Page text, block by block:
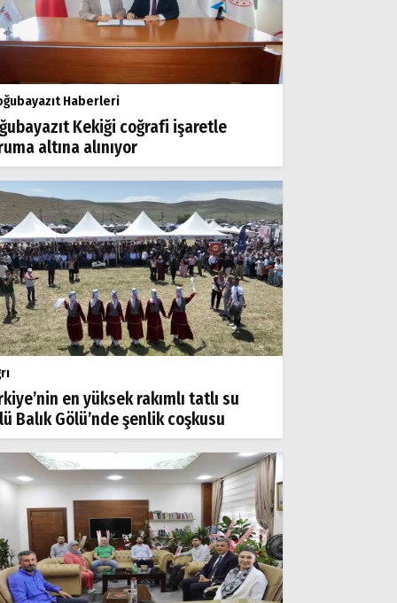
Haberleri
Kekiği coğrafi işaretle
altına alınıyor
en yüksek rakımlı tatlı su
Balık Gölü’nde şenlik coşkusu